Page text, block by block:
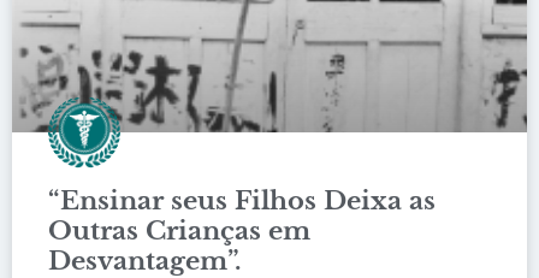
“Ensinar seus Filhos Deixa as
Outras Crianças em
Desvantagem”.